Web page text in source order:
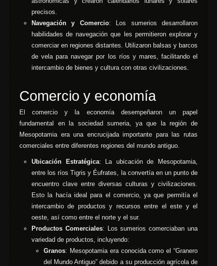
precisos.
Navegación y Comercio: Los sumerios desarrollaron
habilidades de navegación que les permitieron explorar y
comerciar en regiones distantes. Utilizaron balsas y barcos
de vela para navegar por los ríos y mares, facilitando el
intercambio de bienes y cultura con otras civilizaciones.
Comercio y economía
El comercio y la economía desempeñaron un papel
fundamental en la sociedad sumeria, ya que la región de
Mesopotamia era una encrucijada importante para las rutas
comerciales entre diferentes regiones del mundo antiguo.
Ubicación Estratégica: La ubicación de Mesopotamia,
entre los ríos Tigris y Éufrates, la convertía en un punto de
encuentro clave entre diversas culturas y civilizaciones.
Esto la hacía ideal para el comercio, ya que permitía el
intercambio de productos y recursos entre el este y el
oeste, así como entre el norte y el sur.
Productos Comerciales: Los sumerios comerciaban una
variedad de productos, incluyendo:
Granos: Mesopotamia era conocida como el “Granero
del Mundo Antiguo” debido a su producción agrícola de